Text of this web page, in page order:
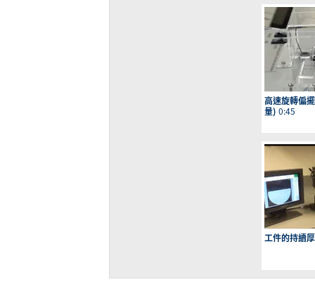
高速旋轉偏
量) 0:45
工件的持續